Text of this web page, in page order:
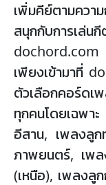
เพิ่มคีย์ตามควา
สนุกกับการเล่
dochord.com
เพียงเข้ามาที่
ตัวเลือกคอร์ดเพ
ทุกคนโดยเฉพา
อีสาน, เพลงลู
ภาพยนตร์, เพล
(เหนือ), เพลงลู